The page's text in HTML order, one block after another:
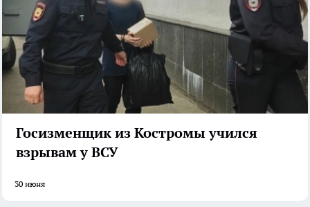
Госизменщик из Костромы учился
взрывам у ВСУ
30 июня